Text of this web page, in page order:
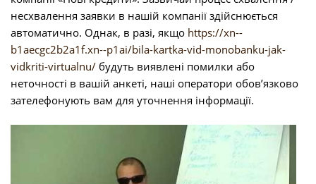
несхвалення заявки в нашій компанії здійснюється
автоматично. Однак, в разі, якщо https://xn--
b1aecgc2b2a1f.xn--p1ai/bila-kartka-vid-monobanku-jak-
vidkriti-virtualnu/ будуть виявлені помилки або
неточності в вашій анкеті, наші оператори обов’язково
зателефонують вам для уточнення інформації.